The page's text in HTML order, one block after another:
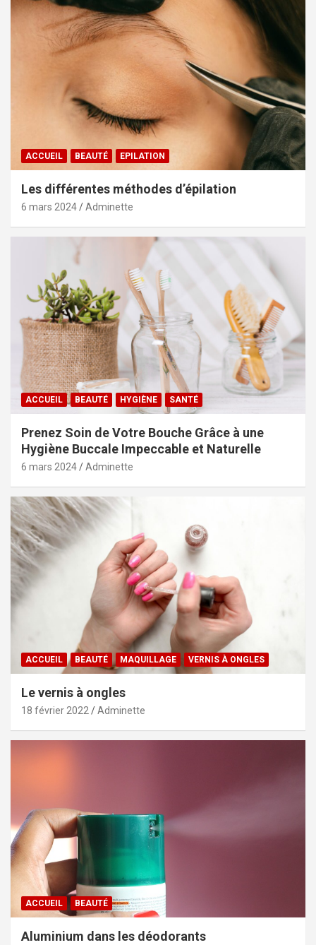
ACCUEIL BEAUTÉ EPILATION
Les différentes méthodes d’épilation
6 mars 2024 Adminette
ACCUEIL BEAUTÉ HYGIÈNE SANTÉ
Prenez Soin de Votre Bouche Grâce à une
Hygiène Buccale Impeccable et Naturelle
6 mars 2024 Adminette
ACCUEIL BEAUTÉ MAQUILLAGE VERNIS À ONGLES
Le vernis à ongles
18 février 2022 Adminette
ACCUEIL BEAUTÉ
Aluminium dans les déodorants